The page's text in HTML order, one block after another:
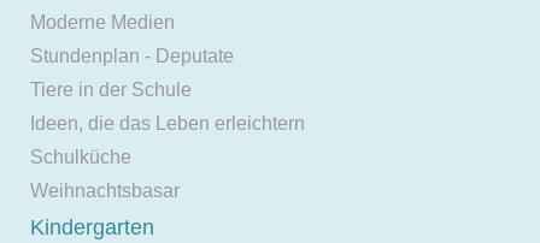
Moderne Medien
Stundenplan - Deputate
Tiere in der Schule
Ideen, die das Leben erleichtern
Schulküche
Weihnachtsbasar
Kindergarten